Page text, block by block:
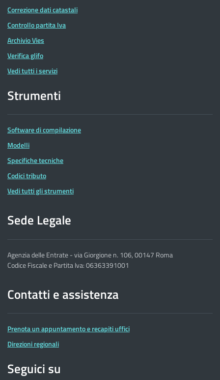
Correzione dati catastali
Controllo partita Iva
Archivio Vies
Verifica glifo
Vedi tutti i servizi
Strumenti
Software di compilazione
Modelli
Specifiche tecniche
Codici tributo
Vedi tutti gli strumenti
Sede Legale
Agenzia delle Entrate - via Giorgione n. 106, 00147 Roma
Codice Fiscale e Partita Iva: 06363391001
Contatti e assistenza
Prenota un appuntamento e recapiti uffici
Direzioni regionali
Seguici su